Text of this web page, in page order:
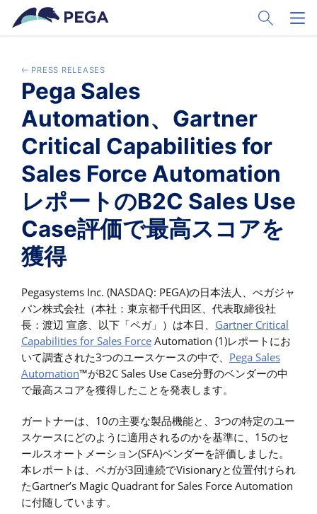
Skip to main content
Toggle
PRESS RELEASES
Pega Sales
Automation、Gartner
Critical Capabilities for
Sales Force Automation
レポートのB2C Sales Use
Case評価で最高スコアを
獲得
Pegasystems Inc. (NASDAQ: PEGA)の日本法人、ぺガジャ
パン株式会社（本社：東京都千代田区、代表取締役社
長：渡辺 宣彦、以下「ペガ」）は本日、 Gartner Critical
Capabilities for Sales Force Automation (1)レポートにお
いて調査された3つのユースケースの中で、 Pega Sales
Automation™がB2C Sales Use Case分野のベンダーの中
で最高スコアを獲得したことを発表します。
ガートナーは、10の主要な製品機能と、3つの特定のユー
スケースにどのように適用されるのかを基準に、15のセ
ールスオートメーション(SFA)ベンダーを評価しました。
本レポートは、ペガが3回連続でVisionaryと位置付けられ
たGartner’s Magic Quadrant for Sales Force Automation
に付随しています。